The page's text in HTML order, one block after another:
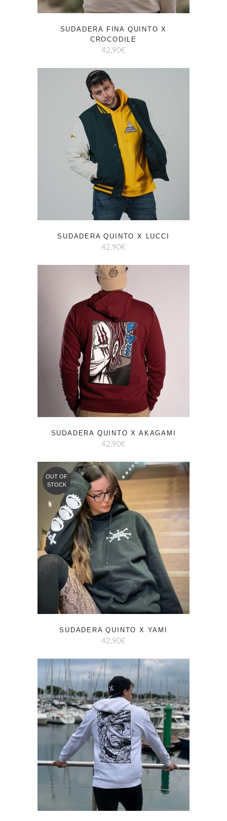
SUDADERA FINA QUINTO X
CROCODILE
42,90€
SUDADERA QUINTO X LUCCI
42,90€
SUDADERA QUINTO X AKAGAMI
42,90€
OUT OF
STOCK
SUDADERA QUINTO X YAMI
42,90€